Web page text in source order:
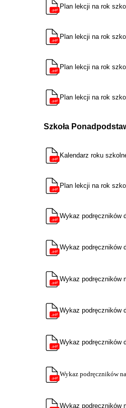
Plan lekcji na rok
Plan lekcji na rok
Plan lekcji na rok
Plan lekcji na rok
Szkoła
Kalendarz roku
Plan lekcji na rok
Wykaz podręczników
Wykaz podręczników
Wykaz podręczników
Wykaz podręczników
Wykaz podręczników
Wykaz podręczników
Wykaz podręczników